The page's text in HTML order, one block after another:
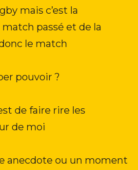
mais c’est la
passé et de la
le match
pouvoir ?
de faire rire les
de moi
anecdote ou un moment